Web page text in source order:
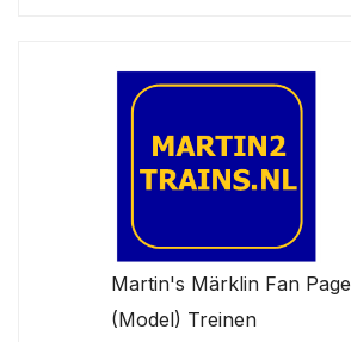
Martin's Märklin Fan Page
(Model) Treinen